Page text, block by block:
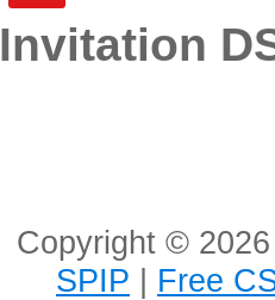
Invitation
Copyright ©
SPIP | Free